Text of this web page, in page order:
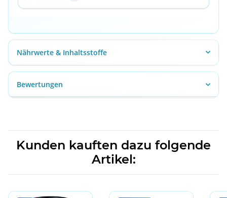
Nährwerte & Inhaltsstoffe
Bewertungen
Kunden kauften dazu folgende
Artikel: